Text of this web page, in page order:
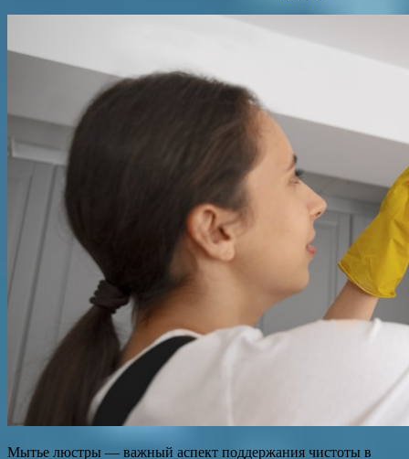
Мытье люстры — важный аспект поддержания чистоты в